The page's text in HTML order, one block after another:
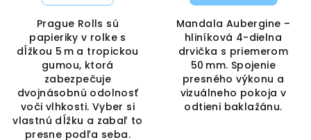
Prague Rolls sú
papieriky v rolke s
dĺžkou 5 m a tropickou
gumou, ktorá
zabezpečuje
dvojnásobnú odolnosť
voči vlhkosti. Vyber si
vlastnú dĺžku a zabaľ to
presne podľa seba.
Mandala Aubergine –
hliníková 4-dielna
drvička s priemerom
50 mm. Spojenie
presného výkonu a
vizuálneho pokoja v
odtieni baklažánu.